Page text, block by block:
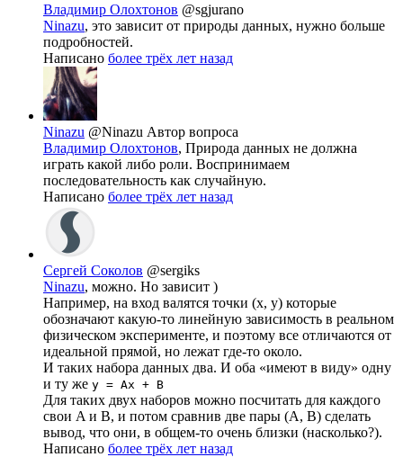
Владимир Олохтонов @sgjurano
Ninazu, это зависит от природы данных, нужно больше
подробностей.
Написано более трёх лет назад
Ninazu @Ninazu Автор вопроса
Владимир Олохтонов, Природа данных не должна
играть какой либо роли. Воспринимаем
последовательность как случайную.
Написано более трёх лет назад
Сергей Соколов @sergiks
Ninazu, можно. Но зависит )
Например, на вход валятся точки (x, y) которые
обозначают какую-то линейную зависимость в реальном
физическом эксперименте, и поэтому все отличаются от
идеальной прямой, но лежат где-то около.
И таких набора данных два. И оба «имеют в виду» одну
и ту же y = Ax + B
Для таких двух наборов можно посчитать для каждого
свои A и B, и потом сравнив две пары (A, B) сделать
вывод, что они, в общем-то очень близки (насколько?).
Написано более трёх лет назад